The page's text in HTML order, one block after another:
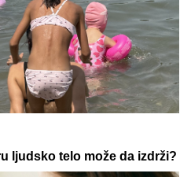
ih prevariti! Ova 3
znaka vide sve što
misli